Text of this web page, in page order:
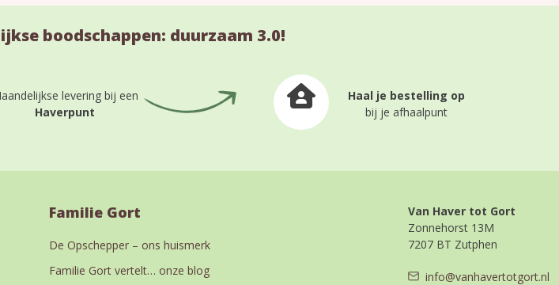
boodschappen: duurzaam 3.0!
levering bij een
Haverpunt
Haal je bestelling op
bij je afhaalpunt
Familie Gort
De Opschepper – ons huismerk
Familie Gort vertelt… onze blog
Van Haver tot Gort
Zonnehorst 13M
7207 BT Zutphen
info@vanhavertotgort.nl